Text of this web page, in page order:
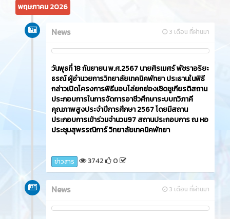
พฤษภาคม 2026
3 เดือน ที่ผ่านมา
News
วันพุธที่ 18 กันยายน พ.ศ.2567 นายศิรเมศร์ พัชราอริยะ
ธรณ์ ผู้อำนวยการวิทยาลัยเทคนิคพัทยา ประธานในพิธี
กล่าวเปิดโครงการพิธีมอบโล่ยกย่องเชิดชูเกียรติสถาน
ประกอบการในการจัดการอาชีวศึกษาระบบทวิภาคี
คุณภาพสูงประจำปีการศึกษา 2567 โดยมีสถาน
ประกอบการเข้าร่วมจำนวน97 สถานประกอบการ ณ หอ
ประชุมสุพรรณิการ์ วิทยาลัยเทคนิคพัทยา
ข่าวสาร 3742 0
3 เดือน ที่ผ่านมา
News